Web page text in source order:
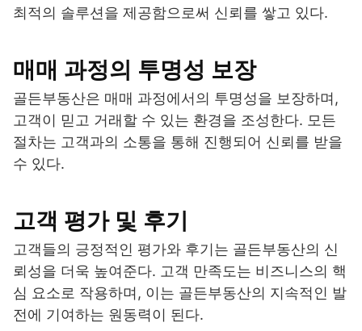
최적의 솔루션을 제공함으로써 신뢰를 쌓고 있다.
매매 과정의 투명성 보장
골든부동산은 매매 과정에서의 투명성을 보장하며,
고객이 믿고 거래할 수 있는 환경을 조성한다. 모든
절차는 고객과의 소통을 통해 진행되어 신뢰를 받을
수 있다.
고객 평가 및 후기
고객들의 긍정적인 평가와 후기는 골든부동산의 신
뢰성을 더욱 높여준다. 고객 만족도는 비즈니스의 핵
심 요소로 작용하며, 이는 골든부동산의 지속적인 발
전에 기여하는 원동력이 된다.